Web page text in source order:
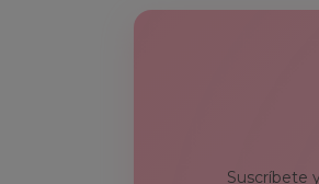
Suscríbete